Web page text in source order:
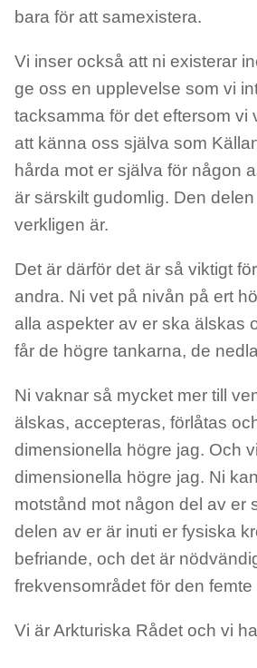
bara för att samexistera.
Vi inser också att ni existerar
ge oss en upplevelse som vi
tacksamma för det eftersom vi
att känna oss själva som
hårda mot er själva för någon
är särskilt gudomlig. Den
verkligen är.
Det är därför det är så viktigt
andra. Ni vet på nivån på ert
alla aspekter av er ska älskas
får de högre tankarna, de
Ni vaknar så mycket mer till
älskas, accepteras, förlåtas
dimensionella högre jag. Och
dimensionella högre jag. Ni
motstånd mot någon del av er
delen av er är inuti er fysiska
befriande, och det är
frekvensområdet för den
Vi är Arkturiska Rådet och vi